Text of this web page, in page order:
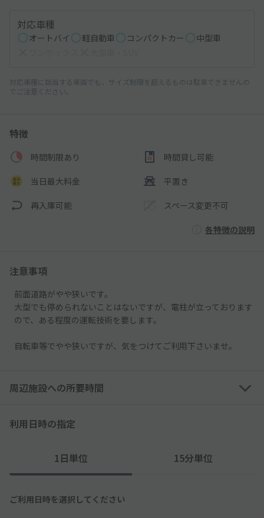
対応車種
オートバイ 軽自動車 コンパクトカー
中型車
対応車種に該当する車両でも、サイズ制限を超えるものは駐車できませんの
でご注意ください。
特徴
時間制限あり 時間貸し可能
当日最大料金 平置き
再入庫可能 スペース変更不可
各特徴の説明
注意事項
前面道路がやや狭いです。
大型でも停められないことはないですが、電柱が立っております
ので、ある程度の運転技術を要します。
自転車等でやや狭いですが、気をつけてご利用下さいませ。
周辺施設への所要時間
利用日時の指定
1日単位 15分単位
ご利用日時を選択してください